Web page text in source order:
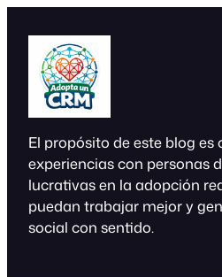
contenido
El propósito de este blog
experiencias con personas
lucrativas en la adopción
puedan trabajar mejor y
social con sentido.